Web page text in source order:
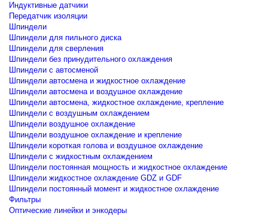
Индуктивные датчики
Передатчик изоляции
Шпиндели
Шпиндели для пильного диска
Шпиндели для сверления
Шпиндели без принудительного охлаждения
Шпиндели с автосменой
Шпиндели автосмена и жидкостное охлаждение
Шпиндели автосмена и воздушное охлаждение
Шпиндели автосмена, жидкостное охлаждение, крепление
Шпиндели с воздушным охлаждением
Шпиндели воздушное охлаждение
Шпиндели воздушное охлаждение и крепление
Шпиндели короткая голова и воздушное охлаждение
Шпиндели с жидкостным охлаждением
Шпиндели постоянная мощность и жидкостное охлаждение
Шпиндели жидкостное охлаждение GDZ и GDF
Шпиндели постоянный момент и жидкостное охлаждение
Фильтры
Оптические линейки и энкодеры